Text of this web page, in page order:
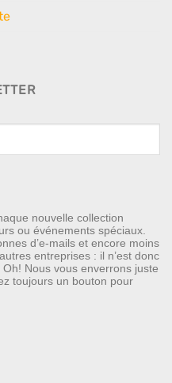
nouvelle collection
ou événements spéciaux.
d’e-mails et encore moins
entreprises : il n’est donc
Nous vous enverrons juste
toujours un bouton pour